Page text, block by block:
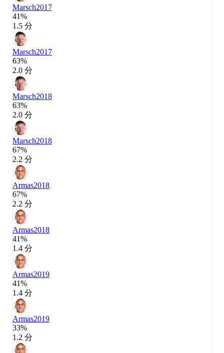
Marsch2017
41%
1.5 分
Marsch2017
63%
2.0 分
Marsch2018
63%
2.0 分
Marsch2018
67%
2.2 分
Armas2018
67%
2.2 分
Armas2018
41%
1.4 分
Armas2019
41%
1.4 分
Armas2019
33%
1.2 分